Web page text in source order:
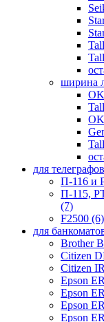
ширина
для
П-116 и
П-115,
(7)
F2500 (6)
для
Brother
Citizen
Citizen
Epson
Epson
Epson
Epson